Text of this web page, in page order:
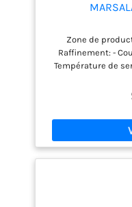
Zone de
Raffinement: -
Température de